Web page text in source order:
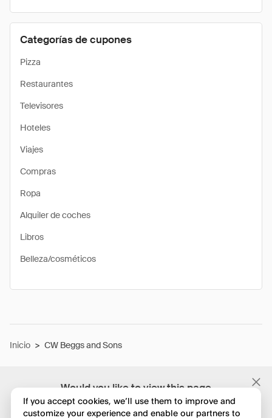
Would you like to view this page
in English?
Categorías de cupones
Pizza
Restaurantes
Televisores
Hoteles
Viajes
Compras
Ropa
Alquiler de coches
Libros
Belleza/cosméticos
Inicio > CW Beggs and Sons
If you accept cookies, we’ll use them to improve and
customize your experience and enable our partners to